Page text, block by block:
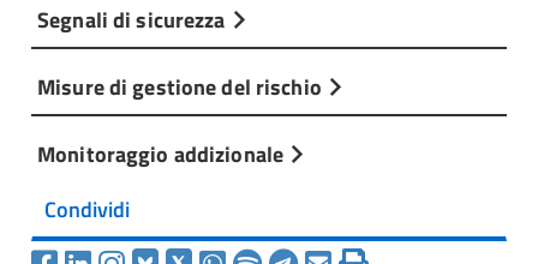
Segnali di sicurezza
Misure di gestione del rischio
Monitoraggio addizionale
Condividi